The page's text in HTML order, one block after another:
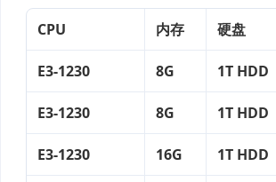
CPU 内存 硬盘
E3-1230 8G 1T HDD
E3-1230 8G 1T HDD
E3-1230 16G 1T HDD